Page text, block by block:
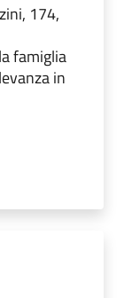
174,
famiglia
in